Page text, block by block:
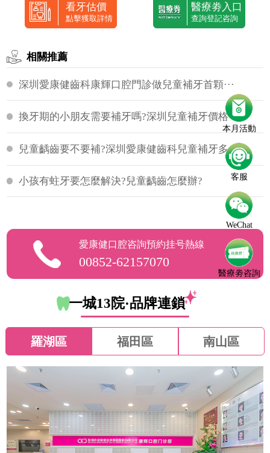
本月活動
客服
WeChat
醫療劵咨詢
看牙估價
點擊獲取詳情
醫療劵入口
查詢登記咨詢
相關推薦
深圳愛康健齒科康輝口腔門診做兒童補牙首顆···
換牙期的小朋友需要補牙嗎?深圳兒童補牙價格···
兒童齲齒要不要補?深圳愛康健齒科兒童補牙多···
小孩有蛀牙要怎麼解決?兒童齲齒怎麼辦?
愛康健口腔咨詢預約挂号熱線
00852-62157070
一城13院·品牌連鎖
羅湖區 福田區 南山區